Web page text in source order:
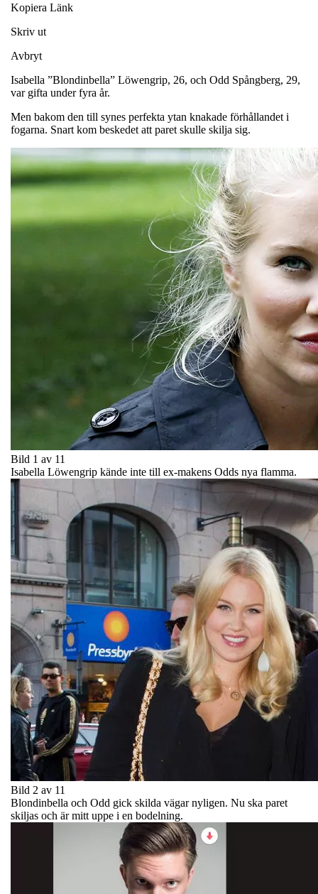
Kopiera Länk
Skriv ut
Avbryt
Isabella ”Blondinbella” Löwengrip, 26, och Odd Spångberg, 29,
var gifta under fyra år.
Men bakom den till synes perfekta ytan knakade förhållandet i
fogarna. Snart kom beskedet att paret skulle skilja sig.
Bild 1 av 11
Isabella Löwengrip kände inte till ex-makens Odds nya flamma.
Bild 2 av 11
Blondinbella och Odd gick skilda vägar nyligen. Nu ska paret
skiljas och är mitt uppe i en bodelning.